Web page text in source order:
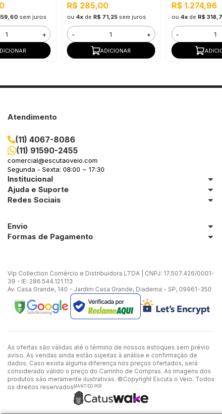
sem juros
+
R$ 285,00
ou 4x de R$ 71,25 sem juros
- +
ADICIONAR
R$ 1.274,96
ou 4xde R$
-
Atendimento
(11) 4067-8086
(11) 91590-2455
comercial@escutaoveio.com
Segunda - Sexta: 08:00 ~ 17:30
Institucional
Ajuda e Suporte
Redes Sociais
Envio
Formas de Pagamento
Vip Collection Comércio e Distribuidora LTDA | CNPJ: 17.507.426/0001-
39 - IE: 286.544.121.113
Av. Casa Grande, 140 - Jardim Casa Grande, Diadema - SP, 09961-350
As ofertas são válidas até o término de nossos estoques sem prévio
aviso. As vendas ainda estão sujeitas à análise e confirmação de
dados. Caso exista alguma diferença nos preços ofertados, será
considerado válido o preço do Carrinho de Compras. As imagens dos
produtos são meramente ilustrativas. ©Copyright Escuta o Veio. Todos
os direitos reservados.MANTIDO POR